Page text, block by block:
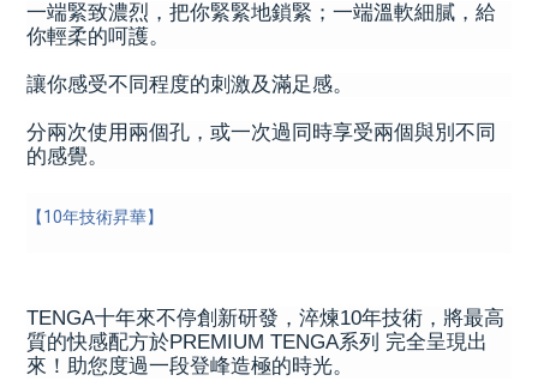
一端緊致濃烈，把你緊緊地鎖緊；一端溫軟細膩，給
你輕柔的呵護。
讓你感受不同程度的刺激及滿足感。
分兩次使用兩個孔，或一次過同時享受兩個與別不同
的感覺。
【10年技術昇華】
TENGA十年來不停創新研發，淬煉10年技術，將最高
質的快感配方於PREMIUM TENGA系列 完全呈現出
來！助您度過一段登峰造極的時光。